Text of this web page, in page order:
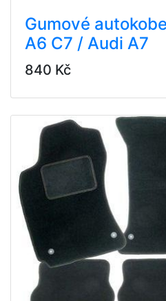
Gumové
A6 C7 / Audi A7
840 Kč